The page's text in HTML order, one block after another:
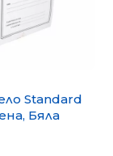
Standard
Бяла